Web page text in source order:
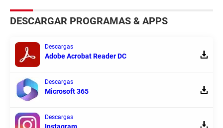
DESCARGAR PROGRAMAS & APPS
Descargas
Adobe Acrobat Reader DC
Descargas
Microsoft 365
Descargas